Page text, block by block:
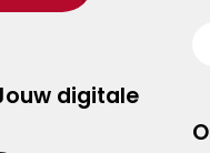
digitale